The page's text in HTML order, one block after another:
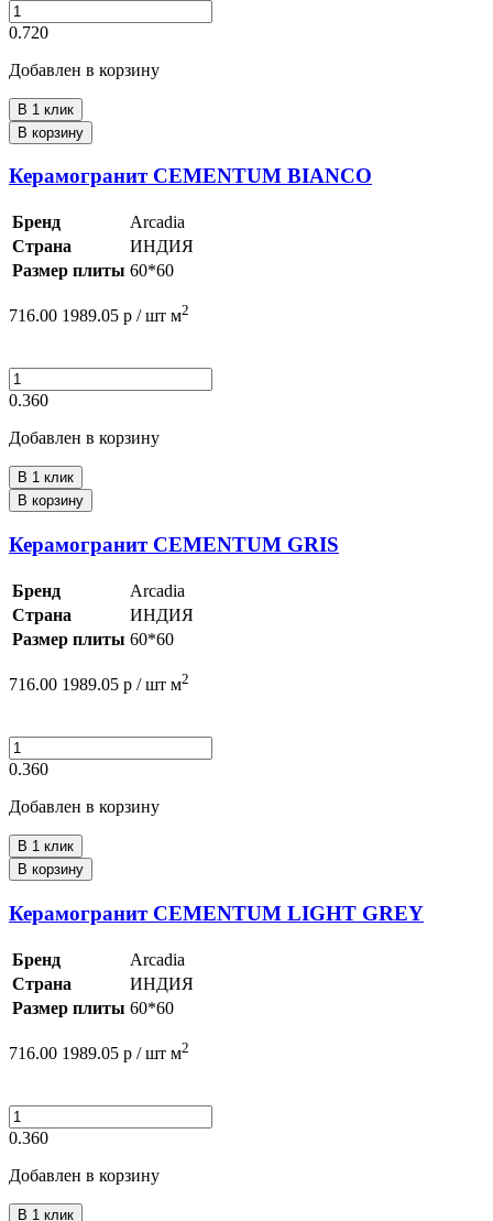
0.720
Добавлен в корзину
В 1 клик
В корзину
Керамогранит CEMENTUM BIANCO
Бренд
Arcadia
Страна
ИНДИЯ
Размер плиты 60*60
716.00 1989.05 р / шт м2
0.360
Добавлен в корзину
В 1 клик
В корзину
Керамогранит CEMENTUM GRIS
Бренд
Arcadia
Страна
ИНДИЯ
Размер плиты 60*60
716.00 1989.05 р / шт м2
0.360
Добавлен в корзину
В 1 клик
В корзину
Керамогранит CEMENTUM LIGHT GREY
Бренд
Arcadia
Страна
ИНДИЯ
Размер плиты 60*60
716.00 1989.05 р / шт м2
0.360
Добавлен в корзину
В 1 клик